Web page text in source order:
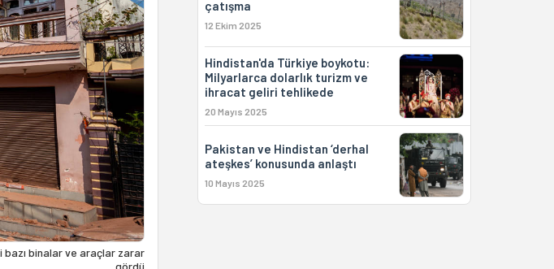
bazı binalar ve araçlar zarar
gördü
çatışma
12 Ekim 2025
Hindistan'da Türkiye boykotu:
Milyarlarca dolarlık turizm ve
ihracat geliri tehlikede
20 Mayıs 2025
Pakistan ve Hindistan ‘derhal
ateşkes’ konusunda anlaştı
10 Mayıs 2025